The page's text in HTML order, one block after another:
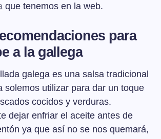
que tenemos en la web.
para
a la gallega
galega es una salsa tradicional
solemos utilizar para dar un toque
cocidos y verduras.
dejar enfriar el aceite antes de
ya que así no se nos quemará,